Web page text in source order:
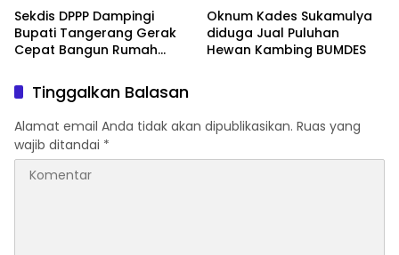
Sekdis DPPP Dampingi
Bupati Tangerang Gerak
Cepat Bangun Rumah
Puting Beliung
Oknum Kades Sukamulya
diduga Jual Puluhan
Hewan Kambing BUMDES
Tinggalkan Balasan
Alamat email Anda tidak akan dipublikasikan. Ruas yang
wajib ditandai *